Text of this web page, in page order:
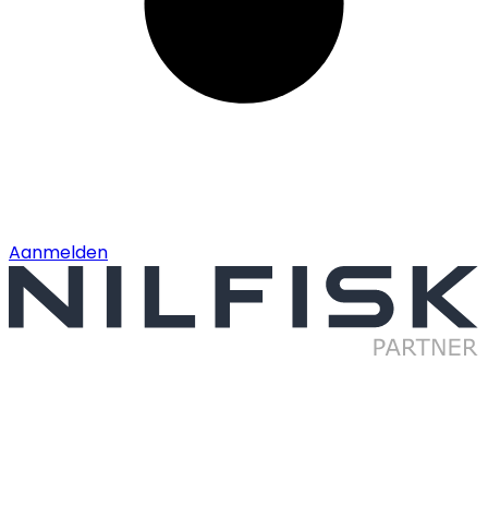
Aanmelden